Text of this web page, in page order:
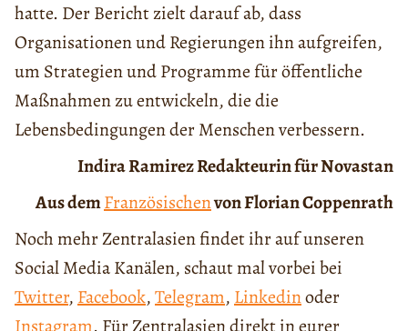
hatte. Der Bericht zielt darauf ab, dass
Organisationen und Regierungen ihn aufgreifen,
um Strategien und Programme für öffentliche
Maßnahmen zu entwickeln, die die
Lebensbedingungen der Menschen verbessern.
Indira Ramirez Redakteurin für Novastan
Aus demFranzösischenvon Florian Coppenrath
Noch mehr Zentralasien findet ihr auf unseren
Social Media Kanälen, schaut mal vorbei bei
Twitter, Facebook,Telegram, Linkedinoder